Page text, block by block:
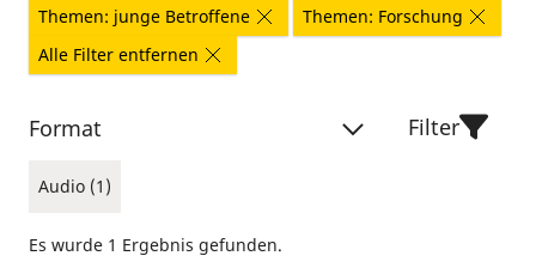
Themen: junge Betroffene
Themen: Forschung
Alle Filter entfernen
Format
Audio (1)
Filter
Es wurde 1 Ergebnis gefunden.